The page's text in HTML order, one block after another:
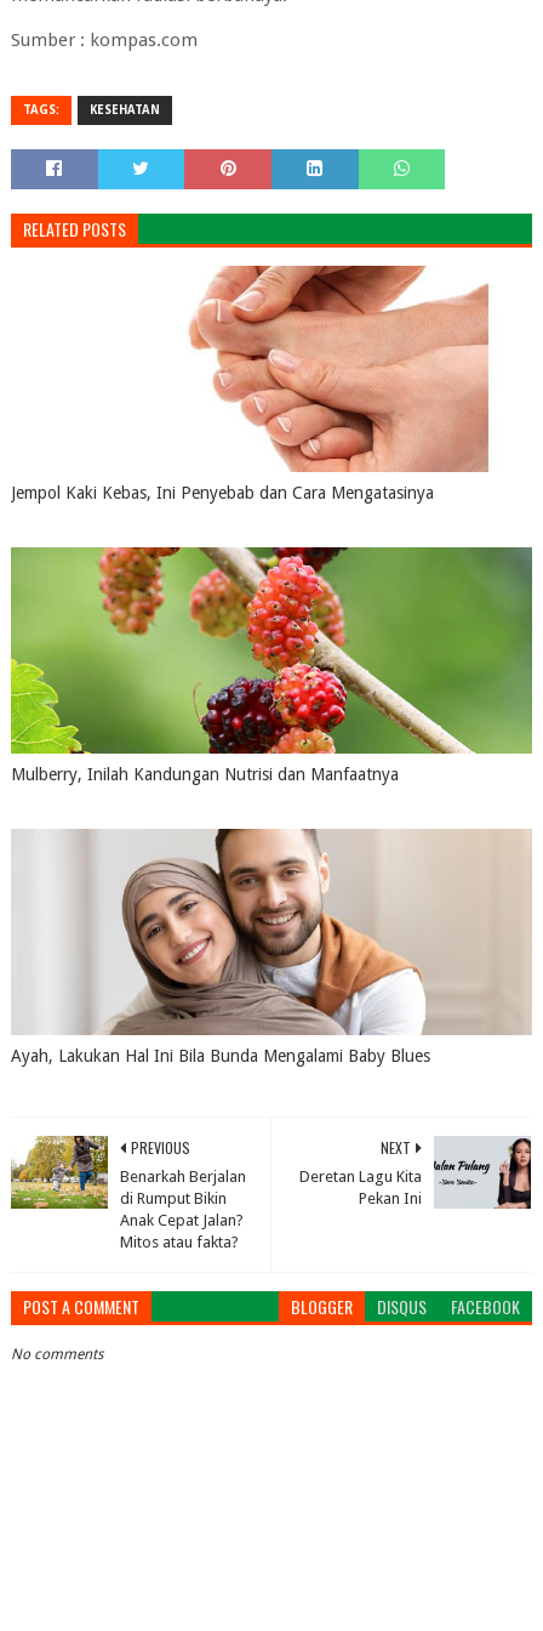
Sumber : kompas.com
TAGS: KESEHATAN
RELATED POSTS
Jempol Kaki Kebas, Ini Penyebab dan Cara Mengatasinya
Mulberry, Inilah Kandungan Nutrisi dan Manfaatnya
Ayah, Lakukan Hal Ini Bila Bunda Mengalami Baby Blues
NEXT
Deretan Lagu Kita
Pekan Ini
PREVIOUS
Benarkah Berjalan
di Rumput Bikin
Anak Cepat Jalan?
Mitos atau fakta?
POST A COMMENT BLOGGER DISQUS FACEBOOK
No comments